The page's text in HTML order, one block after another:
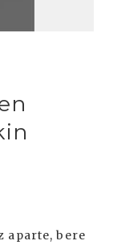
aparte, bere